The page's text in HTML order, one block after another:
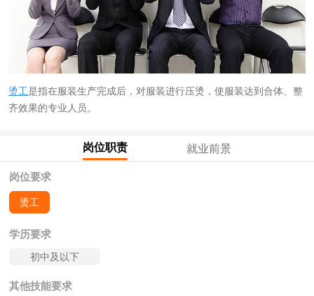
烫工是指在服装生产完成后，对服装进行压烫，使服装达到合体、整
齐效果的专业人员。
岗位职责 就业前景
岗位要求
烫工
学历要求
初中及以下
其他技能要求